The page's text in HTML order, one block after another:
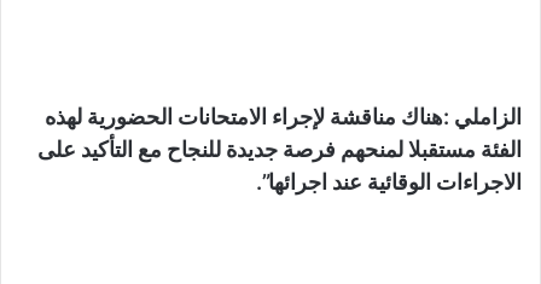
الزاملي :هناك مناقشة لإجراء الامتحانات الحضورية لهذه
الفئة مستقبلا لمنحهم فرصة جديدة للنجاح مع التأكيد على
الاجراءات الوقائية عند اجرائها”.